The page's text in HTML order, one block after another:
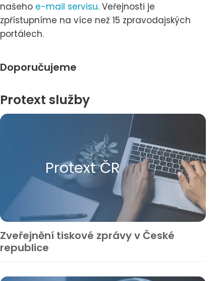
našeho e-mail servisu. Veřejnosti je
zpřístupníme na více než 15 zpravodajských
portálech.
Doporučujeme
Protext služby
Protext ČR
Zveřejnění tiskové zprávy v České
republice